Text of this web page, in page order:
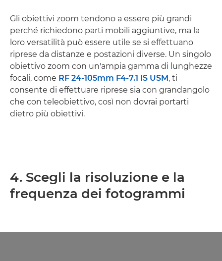
Gli obiettivi zoom tendono a essere più grandi
perché richiedono parti mobili aggiuntive, ma la
loro versatilità può essere utile se si effettuano
riprese da distanze e postazioni diverse. Un singolo
obiettivo zoom con un'ampia gamma di lunghezze
focali, come RF 24-105mm F4-7.1 IS USM, ti
consente di effettuare riprese sia con grandangolo
che con teleobiettivo, così non dovrai portarti
dietro più obiettivi.
4. Scegli la risoluzione e la
frequenza dei fotogrammi